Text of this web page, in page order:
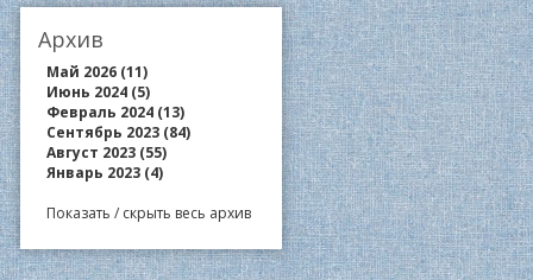
Архив
Май 2026 (11)
Июнь 2024 (5)
Февраль 2024 (13)
Сентябрь 2023 (84)
Август 2023 (55)
Январь 2023 (4)
Показать / скрыть весь архив